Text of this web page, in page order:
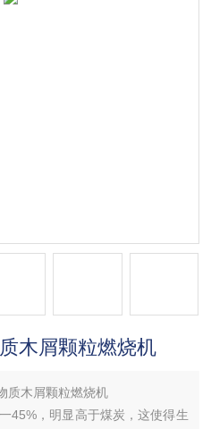
木屑颗粒燃烧机
质木屑颗粒燃烧机
45%，明显高于煤炭，这使得生